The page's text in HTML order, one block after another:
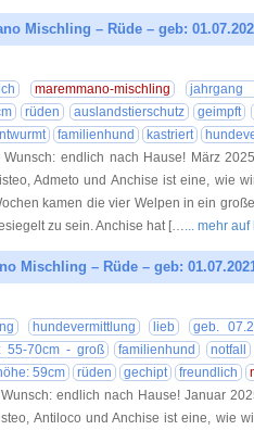
Mischling – Rüde – geb:
maremmano-mischling
jahrgang
rüden auslandstierschutz
geimpft
familienhund kastriert
endlich nach Hause! März
Admeto und Anchise ist eine, wie
kamen die vier Welpen in ein
zu sein. Anchise hat […... mehr
Mischling – Rüde – geb:
hundevermittlung lieb
geb.
55-70cm - groß familienhund
notfall
59cm rüden gechipt freundlich
endlich nach Hause! Januar
Antiloco und Anchise ist eine, wie